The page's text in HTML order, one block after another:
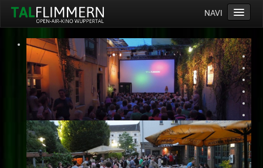
NAVI
Home
Programm
Service
Ticketinfos
Ort
Anreise
Wetter